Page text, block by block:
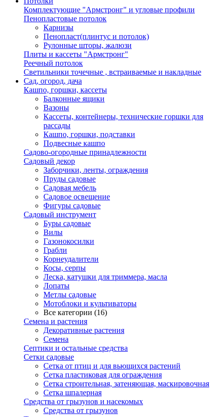
Комплектующие "Армстронг" и угловые профили
Пенопластовые потолок
Карнизы
Пенопласт(плинтус и потолок)
Рулонные шторы, жалюзи
Плиты и кассеты "Армстронг"
Реечный потолок
Светильники точечные , встраиваемые и накладные
Сад, огород, дача
Кашпо, горшки, кассеты
Балконные ящики
Вазоны
Кассеты, контейнеры, технические горшки для
рассады
Кашпо, горшки, подставки
Подвесные кашпо
Садово-огородные принадлежности
Садовый декор
Заборчики, ленты, ограждения
Пруды садовые
Садовая мебель
Садовое освещение
Фигуры садовые
Садовый инструмент
Буры садовые
Вилы
Газонокосилки
Грабли
Корнеудалители
Косы, серпы
Леска, катушки для триммера, масла
Лопаты
Метлы садовые
Мотоблоки и культиваторы
Все категории (16)
Семена и растения
Декоративные растения
Семена
Септики и остальные средства
Сетки садовые
Сетка от птиц и для вьющихся растений
Сетка пластиковая для ограждения
Сетка строительная, затеняющая, маскировочная
Сетка шпалерная
Средства от грызунов и насекомых
Средства от грызунов